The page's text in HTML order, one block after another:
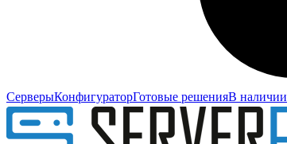
СерверыКонфигураторГотовые решенияВ наличии